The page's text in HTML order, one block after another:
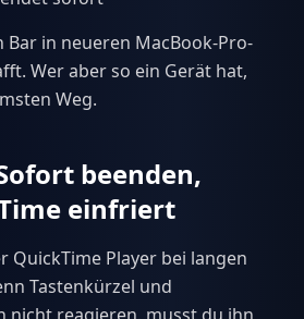
Bar in neueren MacBook-Pro-
Wer aber so ein Gerät hat,
Weg.
beenden,
einfriert
QuickTime Player bei langen
Tastenkürzel und